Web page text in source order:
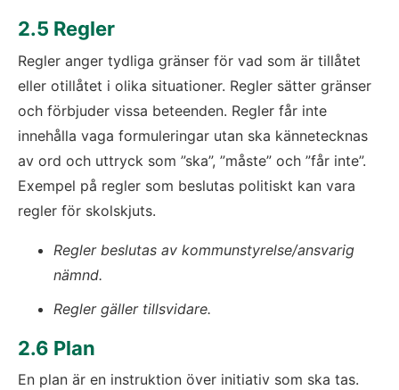
2.5 Regler
Regler anger tydliga gränser för vad som är tillåtet
eller otillåtet i olika situationer. Regler sätter gränser
och förbjuder vissa beteenden. Regler får inte
innehålla vaga formuleringar utan ska kännetecknas
av ord och uttryck som ”ska”, ”måste” och ”får inte”.
Exempel på regler som beslutas politiskt kan vara
regler för skolskjuts.
Regler beslutas av kommunstyrelse/ansvarig
nämnd.
Regler gäller tillsvidare.
2.6 Plan
En plan är en instruktion över initiativ som ska tas.